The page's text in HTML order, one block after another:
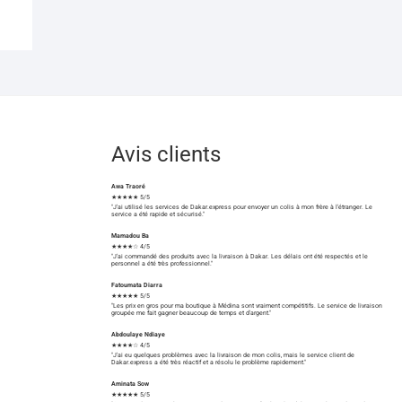
Avis clients
Awa Traoré
★★★★★ 5/5
"J'ai utilisé les services de Dakar.express pour envoyer un colis à mon frère à l'étranger. Le
service a été rapide et sécurisé."
Mamadou Ba
★★★★☆ 4/5
"J'ai commandé des produits avec la livraison à Dakar. Les délais ont été respectés et le
personnel a été très professionnel."
Fatoumata Diarra
★★★★★ 5/5
"Les prix en gros pour ma boutique à Médina sont vraiment compétitifs. Le service de livraison
groupée me fait gagner beaucoup de temps et d'argent."
Abdoulaye Ndiaye
★★★★☆ 4/5
"J'ai eu quelques problèmes avec la livraison de mon colis, mais le service client de
Dakar.express a été très réactif et a résolu le problème rapidement."
Aminata Sow
★★★★★ 5/5